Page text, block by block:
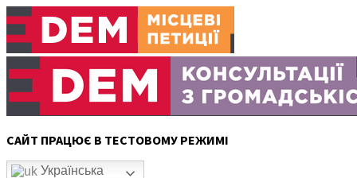
САЙТ ПРАЦЮЄ В ТЕСТОВОМУ РЕЖИМІ
Українська